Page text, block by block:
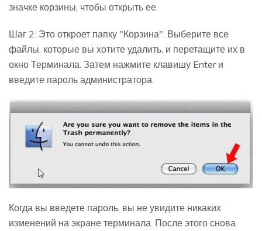
значке корзины, чтобы открыть ее.
Шаг 2: Это откроет папку "Корзина". Выберите все
файлы, которые вы хотите удалить, и перетащите их в
окно Терминала. Затем нажмите клавишу Enter и
введите пароль администратора.
Когда вы введете пароль, вы не увидите никаких
изменений на экране терминала. После этого снова